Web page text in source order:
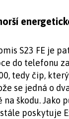
S23 FE je
do telefonu
tedy čip,
se jedná o
škodu. Jako
poskytuje